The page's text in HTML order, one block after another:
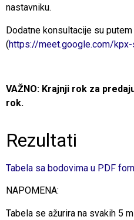
nastavniku.
Dodatne konsultacije su
(https://meet.google.com/
VAŽNO: Krajnji rok za
rok.
Rezultati
Tabela sa bodovima u PDF
NAPOMENA:
Tabela se ažurira na svakih 5